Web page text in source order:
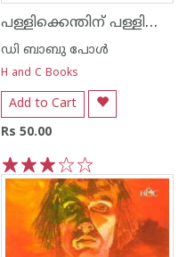
പള്ളിക്കെന്തിന്‌ പള്ളിക്കൂടം
ഡി ബാബു പോള്‍
H and C Books
Add to Cart
Rs 50.00
5
4
3
2
1